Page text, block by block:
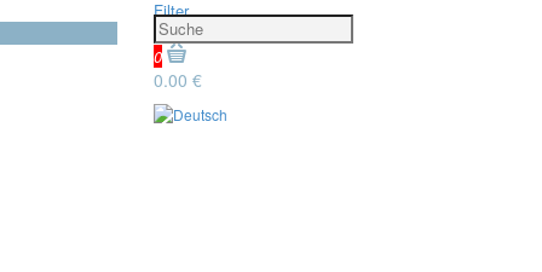
Filter
0
0.00 €